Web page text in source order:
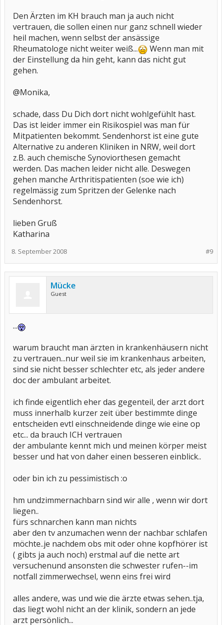
Den Ärzten im KH brauch man ja auch nicht
vertrauen, die sollen einen nur ganz schnell wieder
heil machen, wenn selbst der ansässige
Rheumatologe nicht weiter weiß...
Wenn man mit
der Einstellung da hin geht, kann das nicht gut
gehen.
@Monika,
schade, dass Du Dich dort nicht wohlgefühlt hast.
Das ist leider immer ein Risikospiel was man für
Mitpatienten bekommt. Sendenhorst ist eine gute
Alternative zu anderen Kliniken in NRW, weil dort
z.B. auch chemische Synoviorthesen gemacht
werden. Das machen leider nicht alle. Deswegen
gehen manche Arthritispatienten (soe wie ich)
regelmässig zum Spritzen der Gelenke nach
Sendenhorst.
lieben Gruß
Katharina
#9
8. September 2008
Mücke
Guest
...
warum braucht man ärzten in krankenhäusern nicht
zu vertrauen...nur weil sie im krankenhaus arbeiten,
sind sie nicht besser schlechter etc, als jeder andere
doc der ambulant arbeitet.
ich finde eigentlich eher das gegenteil, der arzt dort
muss innerhalb kurzer zeit über bestimmte dinge
entscheiden evtl einschneidende dinge wie eine op
etc... da brauch ICH vertrauen
der ambulante kennt mich und meinen körper meist
besser und hat von daher einen besseren einblick..
oder bin ich zu pessimistisch :o
hm undzimmernachbarn sind wir alle , wenn wir dort
liegen..
fürs schnarchen kann man nichts
aber den tv anzumachen wenn der nachbar schlafen
möchte..je nachdem obs mit oder ohne kopfhörer ist
( gibts ja auch noch) erstmal auf die nette art
versuchenund ansonsten die schwester rufen--im
notfall zimmerwechsel, wenn eins frei wird
alles andere, was und wie die ärzte etwas sehen..tja,
das liegt wohl nicht an der klinik, sondern an jede
arzt persönlich...